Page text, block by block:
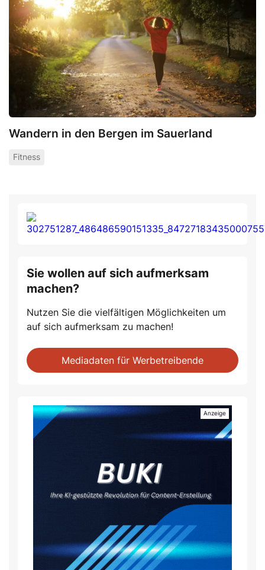
Wandern in den Bergen im Sauerland
Fitness
Sie wollen auf sich aufmerksam
machen?
Nutzen Sie die vielfältigen Möglichkeiten um
auf sich aufmerksam zu machen!
Mediadaten für Werbetreibende